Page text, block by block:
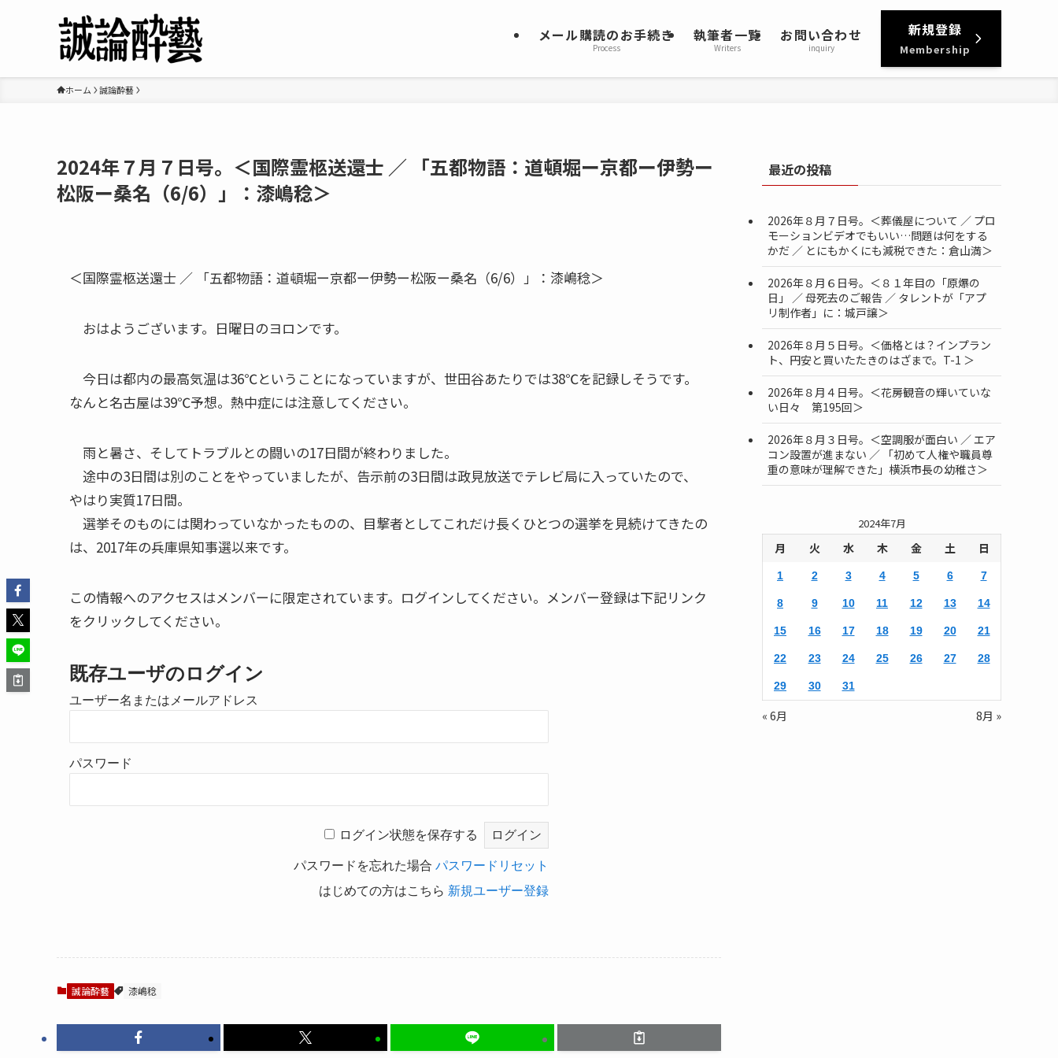
メール購読のお手続き
Process
執筆者一覧
Writers
お問い合わせ
inquiry
新規登録
Membership
ホーム 誠論酔藝
2024年７月７日号。＜国際霊柩送還士 ／ 「五都物語：道頓堀ー京都ー伊勢ー
松阪ー桑名（6/6）」：漆嶋稔＞
＜国際霊柩送還士 ／ 「五都物語：道頓堀ー京都ー伊勢ー松阪ー桑名（6/6）」：漆嶋稔＞
おはようございます。日曜日のヨロンです。
今日は都内の最高気温は36℃ということになっていますが、世田谷あたりでは38℃を記録しそうです。
なんと名古屋は39℃予想。熱中症には注意してください。
雨と暑さ、そしてトラブルとの闘いの17日間が終わりました。
途中の3日間は別のことをやっていましたが、告示前の3日間は政見放送でテレビ局に入っていたので、
やはり実質17日間。
選挙そのものには関わっていなかったものの、目撃者としてこれだけ長くひとつの選挙を見続けてきたの
は、2017年の兵庫県知事選以来です。
この情報へのアクセスはメンバーに限定されています。ログインしてください。メンバー登録は下記リンク
をクリックしてください。
既存ユーザのログイン
ユーザー名またはメールアドレス
パスワード
ログイン状態を保存する
パスワードを忘れた場合 パスワードリセット
はじめての方はこちら 新規ユーザー登録
誠論酔藝 漆嶋稔
最近の投稿
2026年８月７日号。＜葬儀屋について ／ プロ
モーションビデオでもいい…問題は何をする
かだ ／ とにもかくにも減税できた：倉山満＞
2026年８月６日号。＜８１年目の「原爆の
日」 ／ 母死去のご報告 ／ タレントが「アプ
リ制作者」に：城戸譲＞
2026年８月５日号。＜価格とは？インプラン
ト、円安と買いたたきのはざまで。T-1 ＞
2026年８月４日号。＜花房観音の輝いていな
い日々 第195回＞
2026年８月３日号。＜空調服が面白い ／ エア
コン設置が進まない ／ 「初めて人権や職員尊
重の意味が理解できた」横浜市長の幼稚さ＞
2024年7月
月 火 水 木 金 土 日
1 2 3 4 5 6 7
8 9 10 11 12 13 14
15 16 17 18 19 20 21
22 23 24 25 26 27 28
29 30 31
« 6月 8月 »